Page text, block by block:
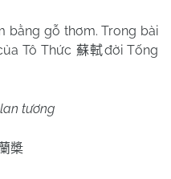
bằng gỗ thơm. Trong bài
Tô Thức 蘇軾đời Tống
tương
槳